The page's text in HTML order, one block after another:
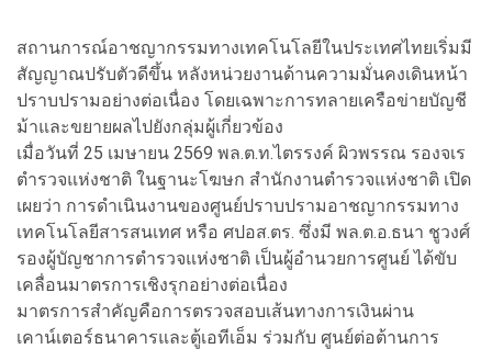
สถานการณ์อาชญากรรมทางเทคโนโลยีในประเทศไทยเริ่มมี
สัญญาณปรับตัวดีขึ้น หลังหน่วยงานด้านความมั่นคงเดินหน้า
ปราบปรามอย่างต่อเนื่อง โดยเฉพาะการทลายเครือข่ายบัญชี
ม้าและขยายผลไปยังกลุ่มผู้เกี่ยวข้อง
เมื่อวันที่ 25 เมษายน 2569 พล.ต.ท.ไตรรงค์ ผิวพรรณ รองจเร
ตำรวจแห่งชาติ ในฐานะโฆษก สำนักงานตำรวจแห่งชาติ เปิด
เผยว่า การดำเนินงานของศูนย์ปราบปรามอาชญากรรมทาง
เทคโนโลยีสารสนเทศ หรือ ศปอส.ตร. ซึ่งมี พล.ต.อ.ธนา ชูวงศ์
รองผู้บัญชาการตำรวจแห่งชาติ เป็นผู้อำนวยการศูนย์ ได้ขับ
เคลื่อนมาตรการเชิงรุกอย่างต่อเนื่อง
มาตรการสำคัญคือการตรวจสอบเส้นทางการเงินผ่าน
เคาน์เตอร์ธนาคารและตู้เอทีเอ็ม ร่วมกับ ศูนย์ต่อต้านการ